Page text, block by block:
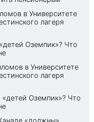
в Университете
лагеря
Оземпик»? Что
в Университете
лагеря
«детей Оземпик»? Что
«должны»